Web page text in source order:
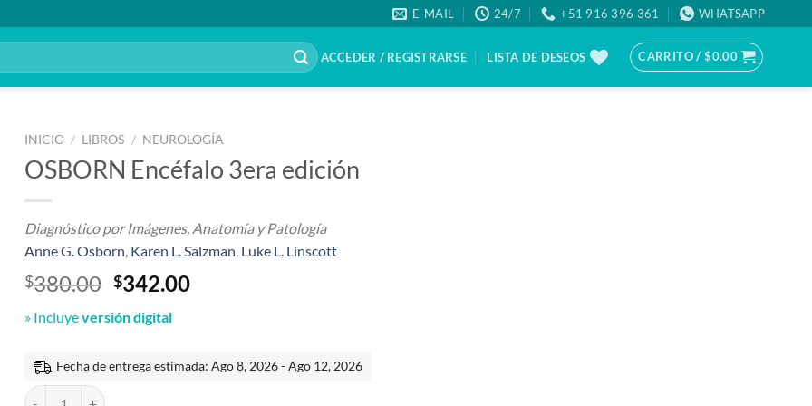
E-MAIL 24/7 +51 916 396 361 WHATSAPP
ACCEDER / REGISTRARSE LISTA DE DESEOS CARRITO /$0.00
INICIO / LIBROS / NEUROLOGÍA
OSBORN Encéfalo 3era edición
Diagnóstico por Imágenes, Anatomía y Patología
Anne G. Osborn Karen L. Salzman Luke L. Linscott
$380.00 El
original
$380.00.
$342.00El
$342.00.
» Incluyeversión digital
Fecha de entrega estimada: Ago 8, 2026 - Ago 12, 2026
OSBORN Encéfalo 3era edición cantidad